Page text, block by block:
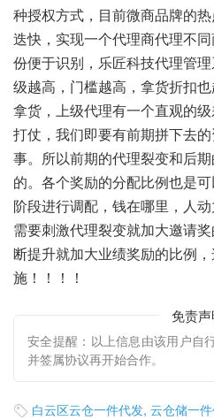
种授权方式，目前微商品牌的
迭快，实现一个代理商代理不
份便于识别，乐匠科技代理管理
级越高，门槛越高，拿货折扣
拿货，上级代理有一个直观的级
打仗，我们即要有前期拼下去
事。所以前期的代理裂变和后
的。各个奖励的分配比例也是
阶段进行调配，钱在哪里，人
需要刺激代理裂变就加大邀请
断提升就加大业绩奖励的比例
施！！！！
免责声
安全提醒：以上信息由该用户自
并签属协议再开始合作。
 白云区云仓一件代发, 云仓储一